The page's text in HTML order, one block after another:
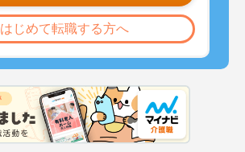
はじめて転職する方へ